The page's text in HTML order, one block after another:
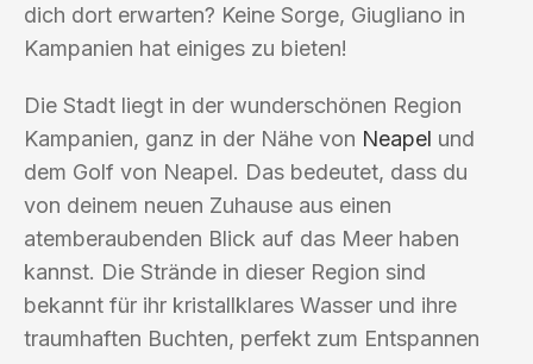
dich dort erwarten? Keine Sorge, Giugliano in
Kampanien hat einiges zu bieten!
Die Stadt liegt in der wunderschönen Region
Kampanien, ganz in der Nähe von Neapel und
dem Golf von Neapel. Das bedeutet, dass du
von deinem neuen Zuhause aus einen
atemberaubenden Blick auf das Meer haben
kannst. Die Strände in dieser Region sind
bekannt für ihr kristallklares Wasser und ihre
traumhaften Buchten, perfekt zum Entspannen